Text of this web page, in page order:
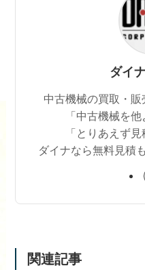
ダイ
中古機械の買取・販
「中古機械を
「とりあえず
ダイナなら無料見積
関連記事